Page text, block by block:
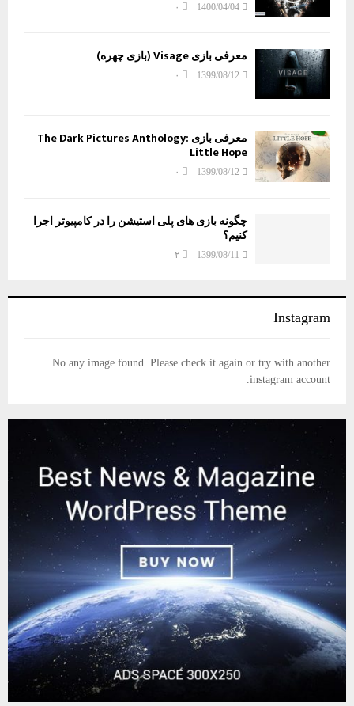
1400/04/04 ۰
معرفی بازی Visage (بازی چهره)
1399/08/12 ۰
معرفی بازی The Dark Pictures Anthology:
Little Hope
1399/08/12 ۰
چگونه بازی های پلی استیشن را در کامپیوتر اجرا
کنیم؟
1399/08/11 ۲
Instagram
No any image found. Please check it again or try with another
instagram account.